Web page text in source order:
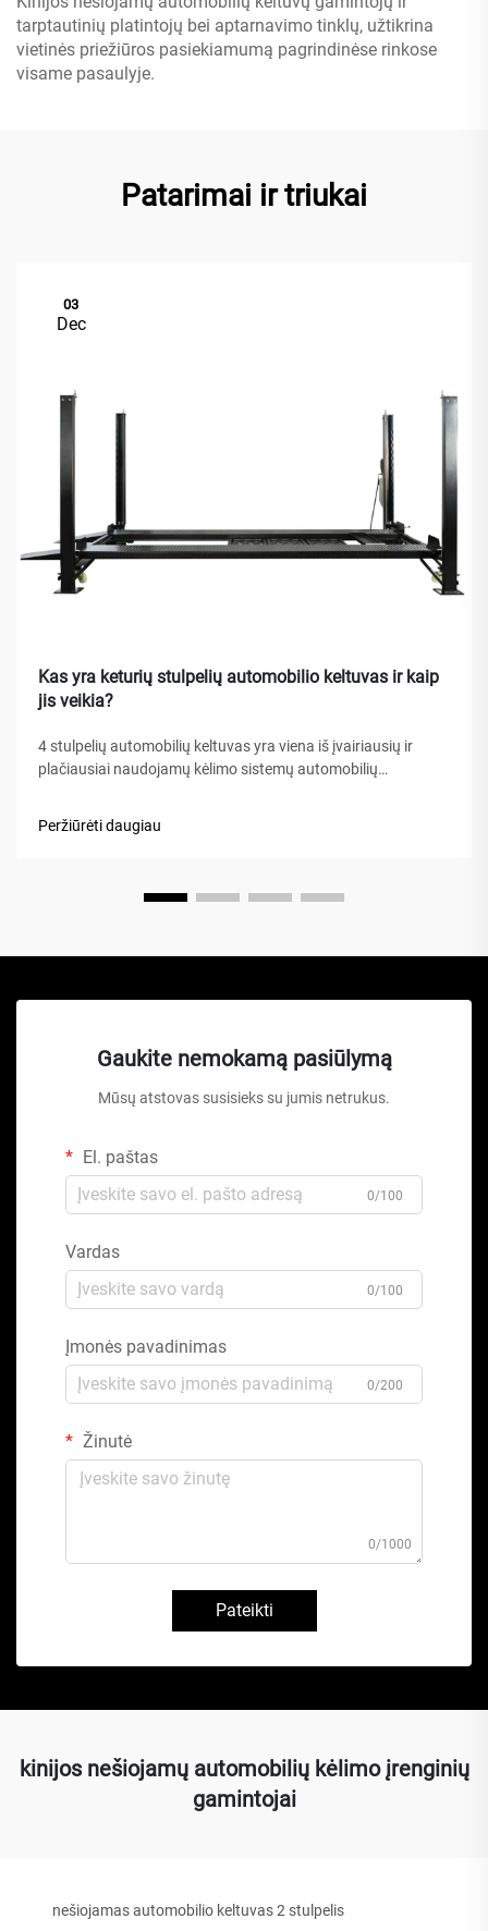
tarptautinių platintojų bei aptarnavimo tinklų, užtikrina
vietinės priežiūros pasiekiamumą pagrindinėse rinkose
visame pasaulyje.
Patarimai ir triukai
03
Dec
Kas yra keturių stulpelių automobilio keltuvas ir kaip
jis veikia?
4 stulpelių automobilių keltuvas yra viena iš įvairiausių ir
plačiausiai naudojamų kėlimo sistemų automobilių
hidraulinių keliamųjų ar žirklinių keltuvų, šis mechaninis
Peržiūrėti daugiau
Gaukite nemokamą pasiūlymą
Mūsų atstovas susisieks su jumis netrukus.
El. paštas
0/100
Vardas
0/100
Įmonės pavadinimas
0/200
Žinutė
0/1000
Pateikti
kinijos nešiojamų automobilių kėlimo įrenginių
gamintojai
nešiojamas automobilio keltuvas 2 stulpelis